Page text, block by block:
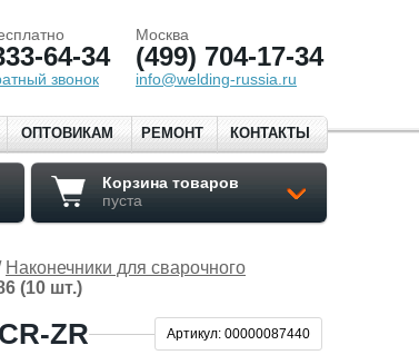
64-34
звонок
Москва
(499) 704-17-34
info@welding-russia.ru
ОПТОВИКАМ РЕМОНТ КОНТАКТЫ
Корзина товаров
пуста
Наконечники для сварочного
(10 шт.)
ZR
Артикул: 00000087440